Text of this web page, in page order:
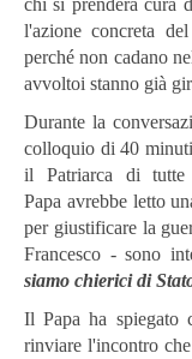
l'azione concreta
perché non cadano
avvoltoi stanno già
Durante la
colloquio di 40
il Patriarca di tutte
Papa avrebbe letto
per giustificare la
Francesco - sono
siamo chierici di
Il Papa ha spiegato
rinviare l'incontro